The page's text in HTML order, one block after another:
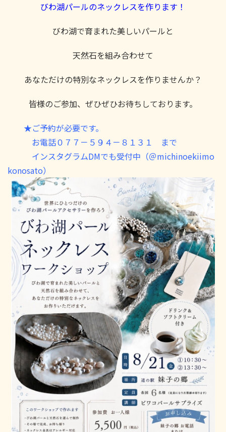
びわ湖パールのネックレスを作ります！
びわ湖で育まれた美しいパールと
天然石を組み合わせて
あなただけの特別なネックレスを作りませんか？
皆様のご参加、ぜひぜひお待ちしております。
★ご予約が必要です。
お電話０７７－５９４－８１３１ まで
インスタグラムDMでも受付中（＠michinoekiimo
konosato）